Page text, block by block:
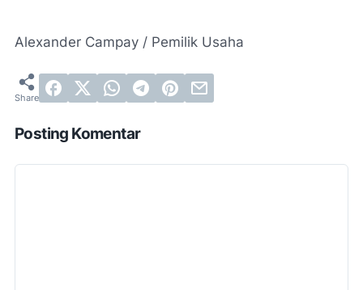
Alexander Campay / Pemilik Usaha
Posting Komentar